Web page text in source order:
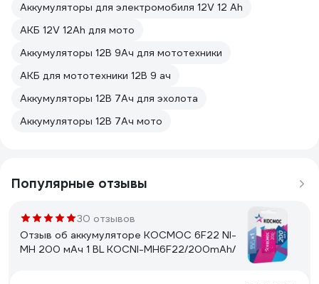
Аккумуляторы для электромобиля 12V 12 Ah
АКБ 12V 12Ah для мото
Аккумуляторы 12В 9Ач для мототехники
АКБ для мототехники 12В 9 ач
Аккумуляторы 12В 7Ач для эхолота
Аккумуляторы 12В 7Ач мото
Популярные отзывы
30 отзывов
Отзыв об аккумуляторе КОСМОС 6F22 NI-
MH 200 мАч 1 BL KOCNI-MH6F22/200mAh/